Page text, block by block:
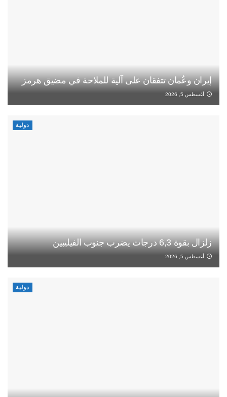
إيران وعُمان تتفقان على آلية للملاحة في مضيق هرمز
أغسطس 5, 2026
دولية
زلزال بقوة 6,3 درجات يضرب جنوب الفيليبين
أغسطس 5, 2026
دولية